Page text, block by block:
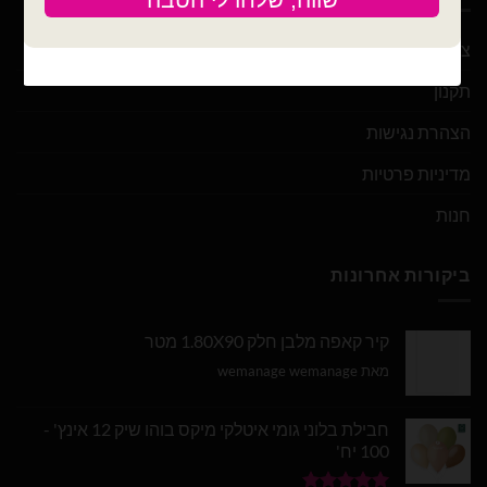
צור קשר
תקנון
הצהרת נגישות
מדיניות פרטיות
חנות
ביקורות אחרונות
קיר קאפה מלבן חלק 1.80X90 מטר
מאת wemanage wemanage
חבילת בלוני גומי איטלקי מיקס בוהו שיק 12 אינץ' -
100 יח'